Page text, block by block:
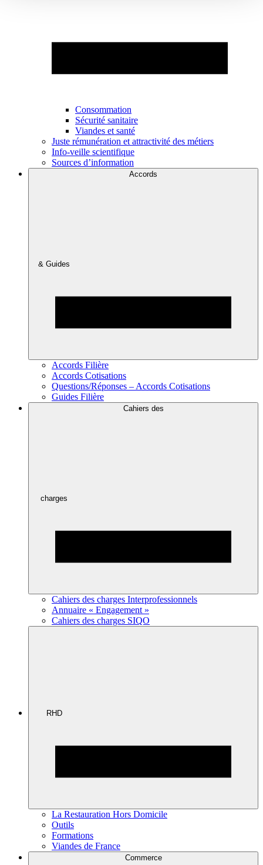
Consommation
Sécurité sanitaire
Viandes et santé
Juste rémunération et attractivité des métiers
Info-veille scientifique
Sources d’information
Accords
& Guides
Accords Filière
Accords Cotisations
Questions/Réponses – Accords Cotisations
Guides Filière
Cahiers des
charges
Cahiers des charges Interprofessionnels
Annuaire « Engagement »
Cahiers des charges SIQO
RHD
La Restauration Hors Domicile
Outils
Formations
Viandes de France
Commerce